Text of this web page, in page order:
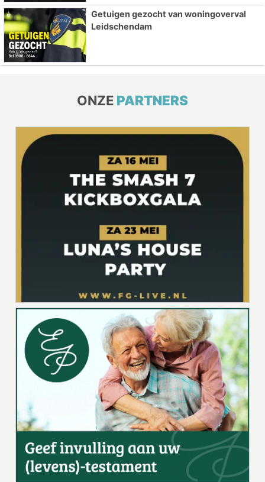
Getuigen gezocht van woningoverval
Leidschendam
ONZE PARTNERS